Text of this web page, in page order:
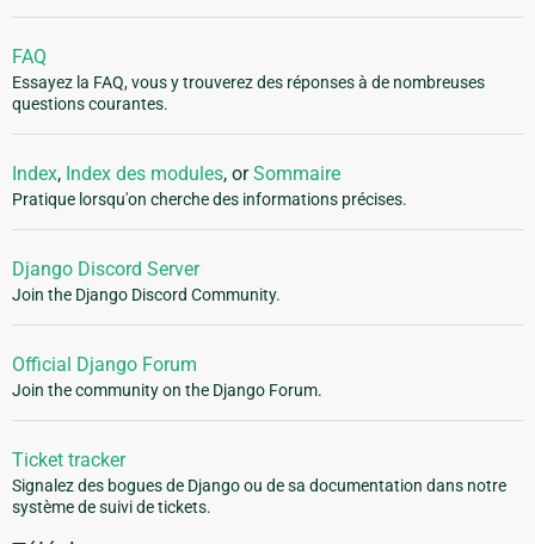
FAQ
Essayez la FAQ, vous y trouverez des réponses à de nombreuses
questions courantes.
Index, Index des modules, orSommaire
Pratique lorsqu'on cherche des informations précises.
Django Discord Server
Join the Django Discord Community.
Official Django Forum
Join the community on the Django Forum.
Ticket tracker
Signalez des bogues de Django ou de sa documentation dans notre
système de suivi de tickets.